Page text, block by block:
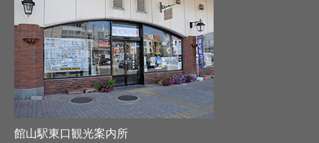
館山駅東口観光案内所